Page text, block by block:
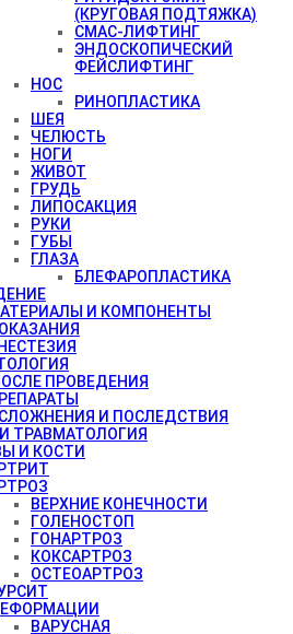
(КРУГОВАЯ ПОДТЯЖКА)
СМАС-ЛИФТИНГ
ЭНДОСКОПИЧЕСКИЙ
ФЕЙСЛИФТИНГ
НОС
РИНОПЛАСТИКА
ШЕЯ
ЧЕЛЮСТЬ
НОГИ
ЖИВОТ
ГРУДЬ
ЛИПОСАКЦИЯ
РУКИ
ГУБЫ
ГЛАЗА
БЛЕФАРОПЛАСТИКА
И КОМПОНЕНТЫ
ПРОВЕДЕНИЯ
И ПОСЛЕДСТВИЯ
ТРАВМАТОЛОГИЯ
И КОСТИ
ВЕРХНИЕ КОНЕЧНОСТИ
ГОЛЕНОСТОП
ГОНАРТРОЗ
КОКСАРТРОЗ
ОСТЕОАРТРОЗ
ВАРУСНАЯ